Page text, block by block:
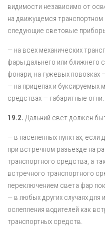
видимости независимо от
на движущемся
следующие световые
— на всех механических
фары дальнего или ближнего
фонари, на гужевых повозках
— на прицепах и буксируемых
средствах — габаритные огни.
19.2. Дальний свет должен
— в населенных пунктах, если
при встречном разъезде на
транспортного средства, а
встречного транспортного
переключением света фар
— в любых других случаях
ослепления водителей как
транспортных средств.